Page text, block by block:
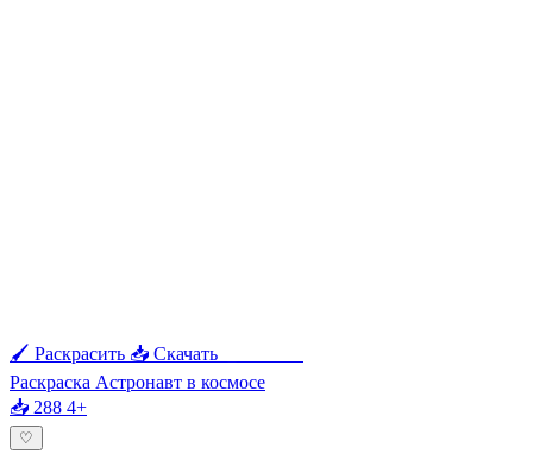
🖌 Раскрасить 📥 Скачать
Раскраска Астронавт в космосе
📥 288 4+
♡